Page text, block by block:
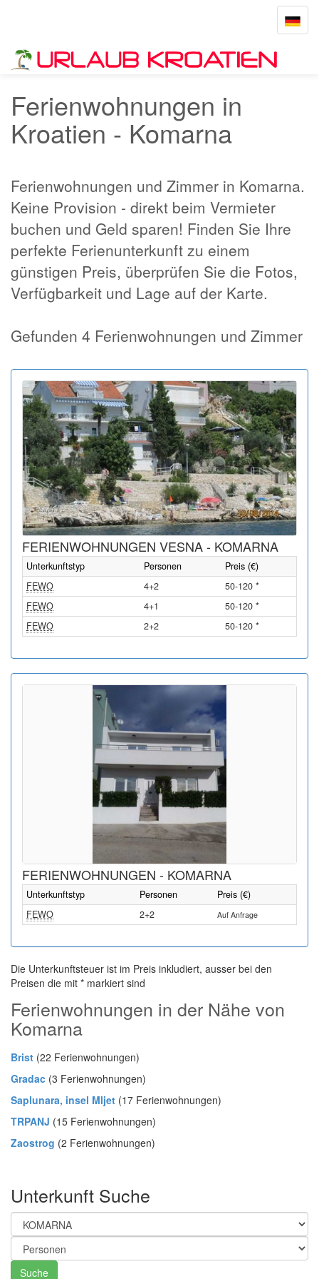
Toggle
Startseite
Komarna
Ferienwohnungen in
Kroatien - Komarna
Ferienwohnungen und Zimmer in Komarna.
Keine Provision - direkt beim Vermieter
buchen und Geld sparen! Finden Sie Ihre
perfekte Ferienunterkunft zu einem
günstigen Preis, überprüfen Sie die Fotos,
Verfügbarkeit und Lage auf der Karte.
Gefunden 4 Ferienwohnungen und Zimmer
FERIENWOHNUNGEN VESNA - KOMARNA
Unterkunftstyp Personen
Preis (€)
FEWO
4+2
50-120 *
FEWO
4+1
50-120 *
FEWO
2+2 50-120 *
FERIENWOHNUNGEN - KOMARNA
Unterkunftstyp Personen
Preis (€)
FEWO
2+2 Auf Anfrage
Die Unterkunftsteuer ist im Preis inkludiert, ausser bei den
Preisen die mit * markiert sind
Ferienwohnungen in der Nähe von
Komarna
Brist (22 Ferienwohnungen)
Gradac (3 Ferienwohnungen)
Saplunara, insel Mljet (17 Ferienwohnungen)
TRPANJ (15 Ferienwohnungen)
Zaostrog (2 Ferienwohnungen)
Unterkunft Suche
Suche